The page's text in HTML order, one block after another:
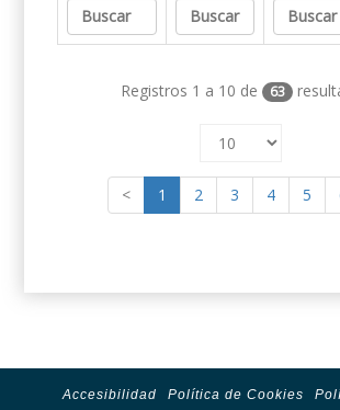
Registros 1 a 10 de 63
< 1 2 3 4 5
Accesibilidad Política de Cookies